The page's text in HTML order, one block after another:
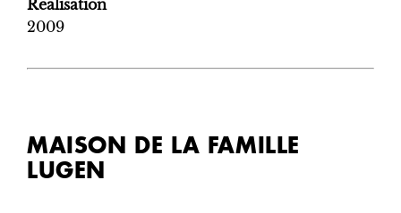
Réalisation
2009
MAISON DE LA FAMILLE
LUGEN